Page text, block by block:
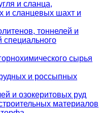
и сланца,
и сланцевых шахт и
тоннелей и
сырья
и россыпных
и озокеритовых руд
материалов